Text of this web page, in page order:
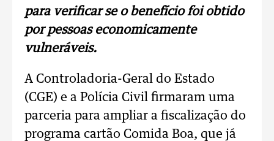
para verificar se o benefício foi obtido
por pessoas economicamente
vulneráveis.
A Controladoria-Geral do Estado
(CGE) e a Polícia Civil firmaram uma
parceria para ampliar a fiscalização do
programa cartão Comida Boa, que já